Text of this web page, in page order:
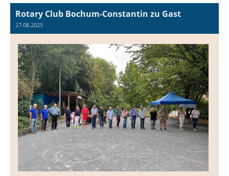
Rotary Club Bochum-Constantin zu Gast
27.08.2025